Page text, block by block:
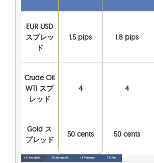
EUR USD
スプレッ
ド
1.5 pips 1.8 pips
Crude Oil
WTI スプ
レッド
4 4
Gold ス
プレッド
50 cents 50 cents